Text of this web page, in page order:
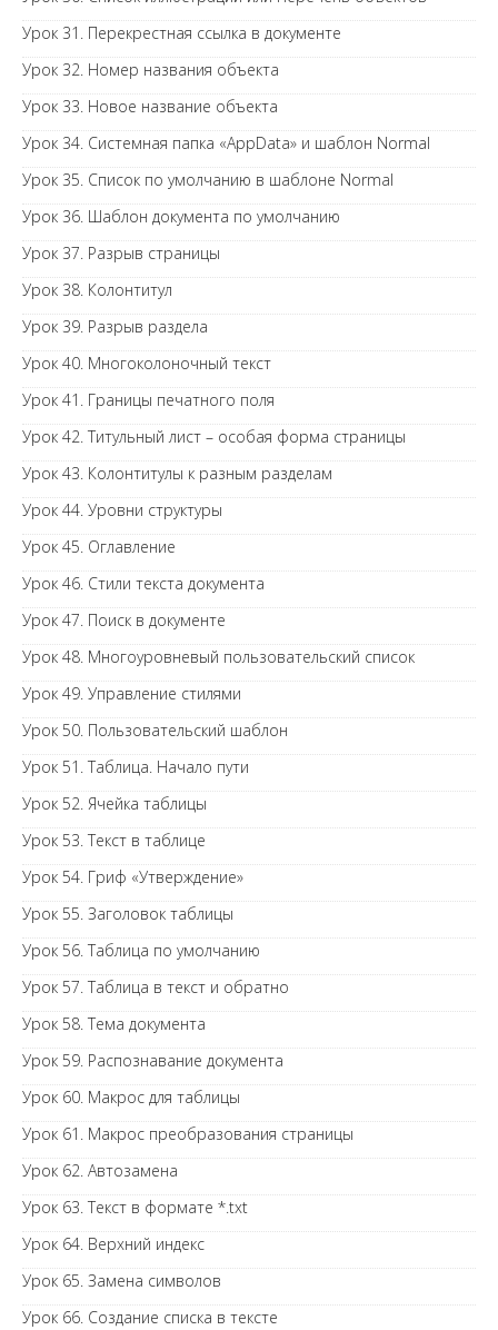
Урок 31. Перекрестная ссылка в документе
Урок 32. Номер названия объекта
Урок 33. Новое название объекта
Урок 34. Системная папка «AppData» и шаблон Normal
Урок 35. Список по умолчанию в шаблоне Normal
Урок 36. Шаблон документа по умолчанию
Урок 37. Разрыв страницы
Урок 38. Колонтитул
Урок 39. Разрыв раздела
Урок 40. Многоколоночный текст
Урок 41. Границы печатного поля
Урок 42. Титульный лист – особая форма страницы
Урок 43. Колонтитулы к разным разделам
Урок 44. Уровни структуры
Урок 45. Оглавление
Урок 46. Стили текста документа
Урок 47. Поиск в документе
Урок 48. Многоуровневый пользовательский список
Урок 49. Управление стилями
Урок 50. Пользовательский шаблон
Урок 51. Таблица. Начало пути
Урок 52. Ячейка таблицы
Урок 53. Текст в таблице
Урок 54. Гриф «Утверждение»
Урок 55. Заголовок таблицы
Урок 56. Таблица по умолчанию
Урок 57. Таблица в текст и обратно
Урок 58. Тема документа
Урок 59. Распознавание документа
Урок 60. Макрос для таблицы
Урок 61. Макрос преобразования страницы
Урок 62. Автозамена
Урок 63. Текст в формате *.txt
Урок 64. Верхний индекс
Урок 65. Замена символов
Урок 66. Создание списка в тексте